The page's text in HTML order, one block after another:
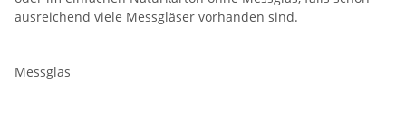
ausreichend viele Messgläser vorhanden sind.
Messglas